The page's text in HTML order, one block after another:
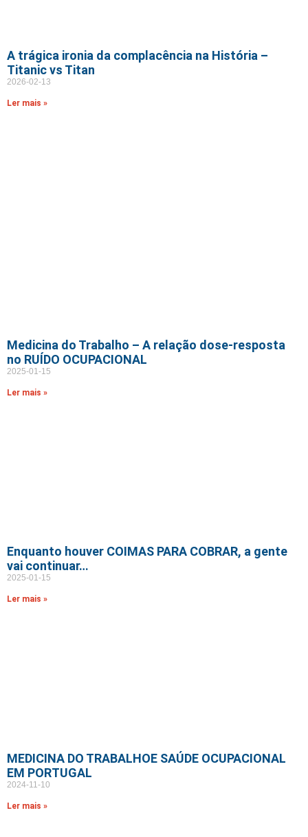
A trágica ironia da complacência na História –
Titanic vs Titan
2026-02-13
Ler mais »
Medicina do Trabalho – A relação dose-resposta
no RUÍDO OCUPACIONAL
2025-01-15
Ler mais »
Enquanto houver COIMAS PARA COBRAR, a gente
vai continuar…
2025-01-15
Ler mais »
MEDICINA DO TRABALHOE SAÚDE OCUPACIONAL
EM PORTUGAL
2024-11-10
Ler mais »